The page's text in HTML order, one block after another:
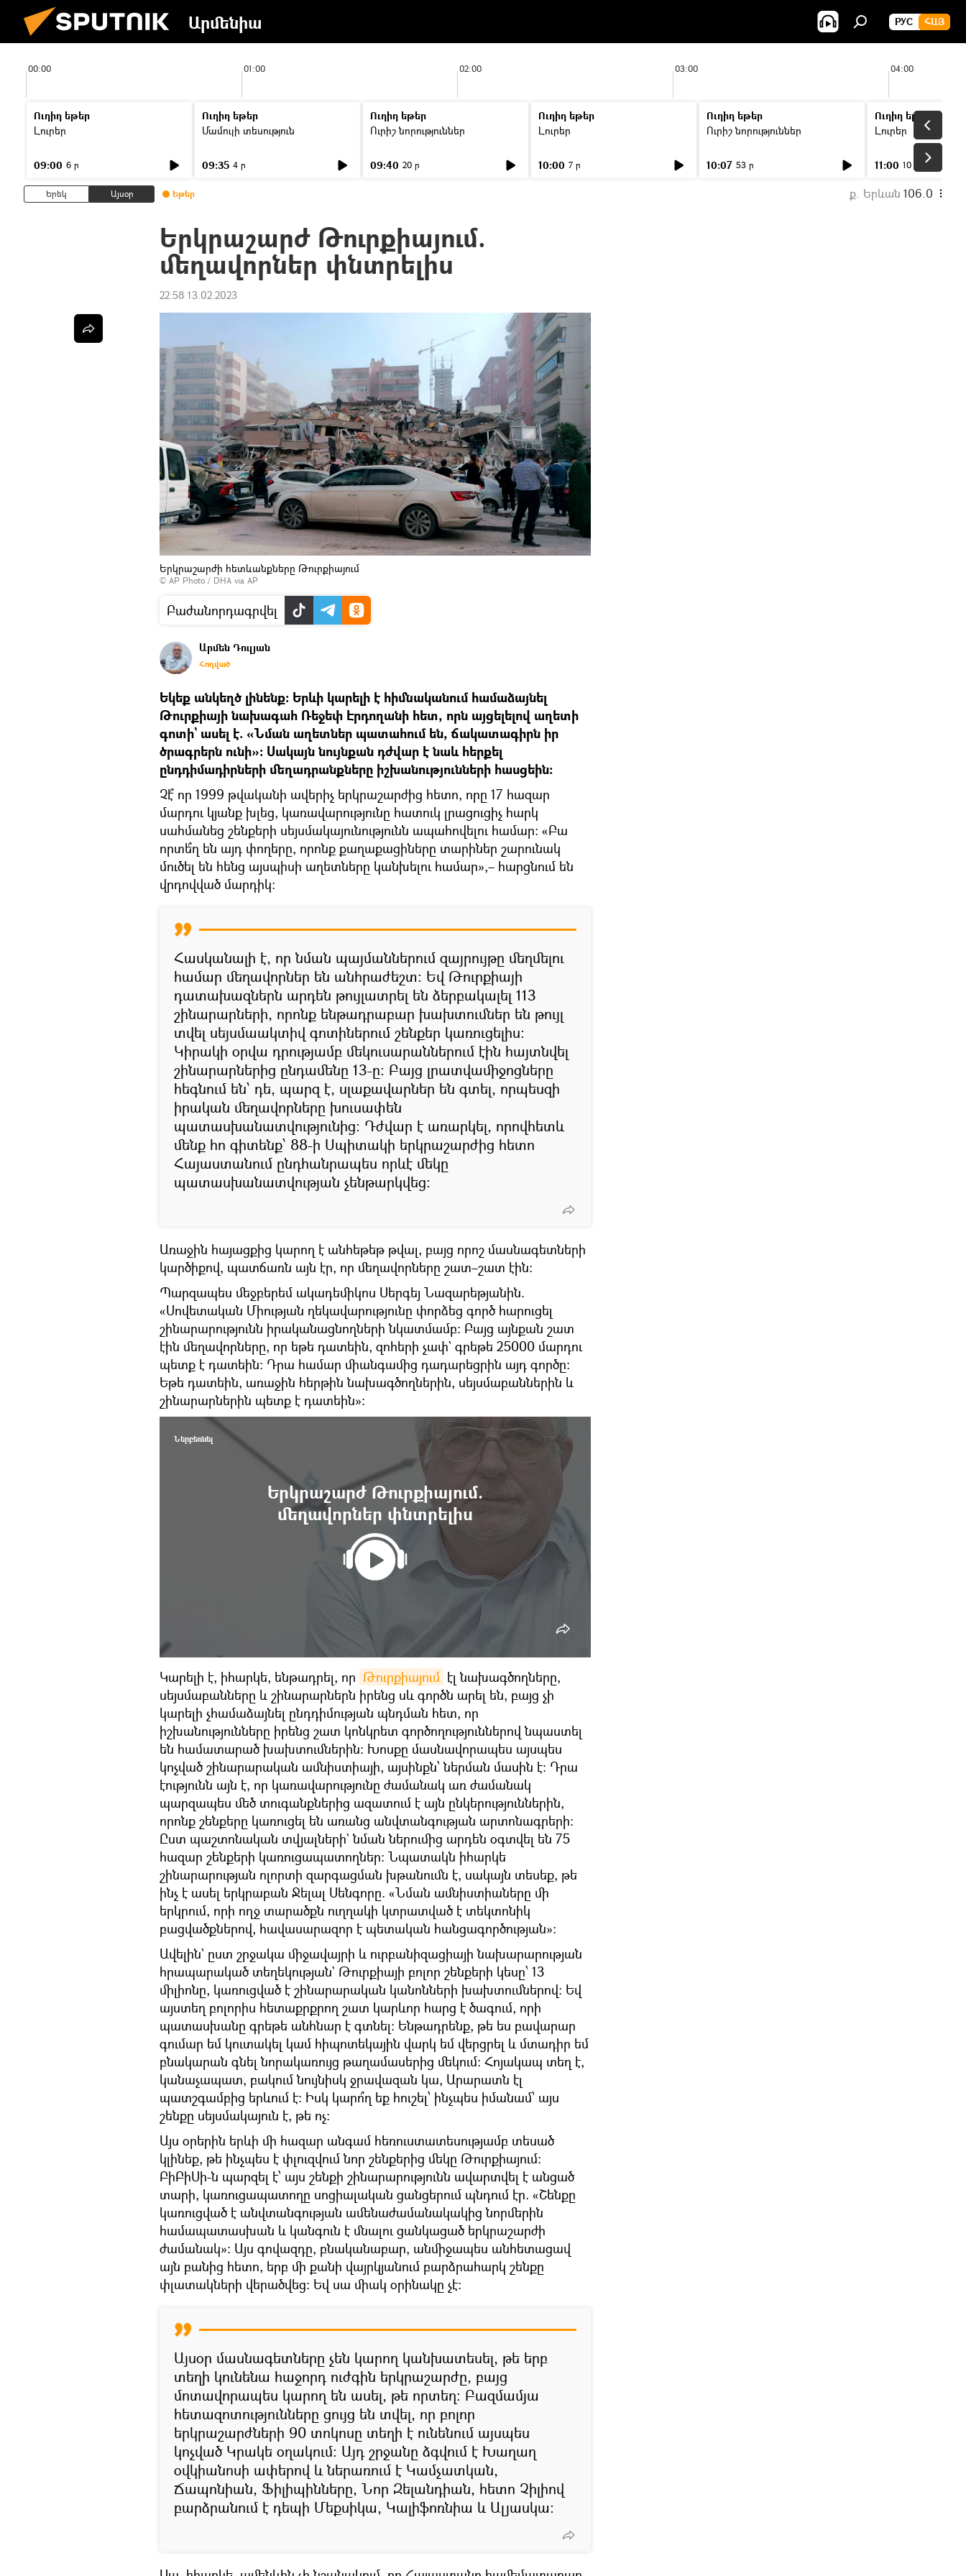
Արմենիա РУС ՀԱՅ
00:00 01:00 02:00 03:00 04:00
Ուղիղ եթեր
Լուրեր
09:00 6 ր
Ուղիղ եթեր
Մամուլի տեսություն
09:35 4 ր
Ուղիղ եթեր
Ուրիշ նորություններ
09:40 20 ր
Ուղիղ եթեր
Լուրեր
10:00 7 ր
Ուղիղ եթեր
Ուրիշ նորություններ
10:07 53 ր
Ուղիղ եթեր
Լուրեր
11:00 10 ր
Երեկ Այսօր Եթեր ք. Երևան 106.0
Երկրաշարժ Թուրքիայում.
մեղավորներ փնտրելիս
22:58 13.02.2023
Երկրաշարժի հետևանքները Թուրքիայում
© AP Photo / DHA via AP
Բաժանորդագրվել
Արմեն Դուլյան
Հոդված
Եկեք անկեղծ լինենք։ Երևի կարելի է հիմնականում համաձայնել
Թուրքիայի նախագահ Ռեջեփ Էրդողանի հետ, որն այցելելով աղետի
գոտի` ասել է. «Նման աղետներ պատահում են, ճակատագիրն իր
ծրագրերն ունի»։ Սակայն նույնքան դժվար է նաև հերքել
ընդդիմադիրների մեղադրանքները իշխանությունների հասցեին։
Չէ՞ որ 1999 թվականի ավերիչ երկրաշարժից հետո, որը 17 հազար
մարդու կյանք խլեց, կառավարությունը հատուկ լրացուցիչ հարկ
սահմանեց շենքերի սեյսմակայունությունն ապահովելու համար։ «Բա
որտե՞ղ են այդ փողերը, որոնք քաղաքացիները տարիներ շարունակ
մուծել են հենց այսպիսի աղետները կանխելու համար»,– հարցնում են
վրդովված մարդիկ։
Հասկանալի է, որ նման պայմաններում զայրույթը մեղմելու
համար մեղավորներ են անհրաժեշտ։ Եվ Թուրքիայի
դատախազներն արդեն թույլատրել են ձերբակալել 113
շինարարների, որոնք ենթադրաբար խախտումներ են թույլ
տվել սեյսմաակտիվ գոտիներում շենքեր կառուցելիս։
Կիրակի օրվա դրությամբ մեկուսարաններում էին հայտնվել
շինարարներից ընդամենը 13-ը։ Բայց լրատվամիջոցները
հեգնում են՝ դե, պարզ է, սլաքավարներ են գտել, որպեսզի
իրական մեղավորները խուսափեն
պատասխանատվությունից։ Դժվար է առարկել, որովհետև
մենք հո գիտենք՝ 88-ի Սպիտակի երկրաշարժից հետո
Հայաստանում ընդհանրապես որևէ մեկը
պատասխանատվության չենթարկվեց։
Առաջին հայացքից կարող է անհեթեթ թվալ, բայց որոշ մասնագետների
կարծիքով, պատճառն այն էր, որ մեղավորները շատ–շատ էին։
Պարզապես մեջբերեմ ակադեմիկոս Սերգեյ Նազարեթյանին.
«Սովետական Միության ղեկավարությունը փորձեց գործ հարուցել
շինարարությունն իրականացնողների նկատմամբ: Բայց այնքան շատ
էին մեղավորները, որ եթե դատեին, զոհերի չափ` գրեթե 25000 մարդու
պետք է դատեին: Դրա համար միանգամից դադարեցրին այդ գործը:
Եթե դատեին, առաջին հերթին նախագծողներին, սեյսմաբաններին և
շինարարներին պետք է դատեին»:
Երկրաշարժ Թուրքիայում.
մեղավորներ փնտրելիս
Ներբեռնել
Կարելի է, իհարկե, ենթադրել, որ Թուրքիայում էլ նախագծողները,
սեյսմաբանները և շինարարներն իրենց սև գործն արել են, բայց չի
կարելի չհամաձայնել ընդդիմության պնդման հետ, որ
իշխանությունները իրենց շատ կոնկրետ գործողություններով նպաստել
են համատարած խախտումներին։ Խոսքը մասնավորապես այսպես
կոչված շինարարական ամնիստիայի, այսինքն՝ ներման մասին է։ Դրա
էությունն այն է, որ կառավարությունը ժամանակ առ ժամանակ
պարզապես մեծ տուգանքներից ազատում է այն ընկերություններին,
որոնք շենքերը կառուցել են առանց անվտանգության արտոնագրերի։
Ըստ պաշտոնական տվյալների` նման ներումից արդեն օգտվել են 75
հազար շենքերի կառուցապատողներ։ Նպատակն իհարկե
շինարարության ոլորտի զարգացման խթանումն է, սակայն տեսեք, թե
ինչ է ասել երկրաբան Ջելալ Սենգորը. «Նման ամնիստիաները մի
երկրում, որի ողջ տարածքն ուղղակի կտրատված է տեկտոնիկ
բացվածքներով, հավասարազոր է պետական հանցագործության»։
Ավելին` ըստ շրջակա միջավայրի և ուրբանիզացիայի նախարարության
հրապարակած տեղեկության` Թուրքիայի բոլոր շենքերի կեսը՝ 13
միլիոնը, կառուցված է շինարարական կանոնների խախտումներով։ Եվ
այստեղ բոլորիս հետաքրքրող շատ կարևոր հարց է ծագում, որի
պատասխանը գրեթե անհնար է գտնել։ Ենթադրենք, թե ես բավարար
գումար եմ կուտակել կամ հիպոտեկային վարկ եմ վերցրել և մտադիր եմ
բնակարան գնել նորակառույց թաղամասերից մեկում։ Հոյակապ տեղ է,
կանաչապատ, բակում նույնիսկ ջրավազան կա, Արարատն էլ
պատշգամբից երևում է։ Իսկ կարո՞ղ եք հուշել՝ ինչպես իմանամ՝ այս
շենքը սեյսմակայուն է, թե ոչ։
Այս օրերին երևի մի հազար անգամ հեռուստատեսությամբ տեսած
կլինեք, թե ինչպես է փլուզվում նոր շենքերից մեկը Թուրքիայում։
ԲիԲիՍի-ն պարզել է՝ այս շենքի շինարարությունն ավարտվել է անցած
տարի, կառուցապատողը սոցիալական ցանցերում պնդում էր. «Շենքը
կառուցված է անվտանգության ամենաժամանակակից նորմերին
համապատասխան և կանգուն է մնալու ցանկացած երկրաշարժի
ժամանակ»։ Այս գովազդը, բնականաբար, անմիջապես անհետացավ
այն բանից հետո, երբ մի քանի վայրկյանում բարձրահարկ շենքը
փլատակների վերածվեց։ Եվ սա միակ օրինակը չէ։
Այսօր մասնագետները չեն կարող կանխատեսել, թե երբ
տեղի կունենա հաջորդ ուժգին երկրաշարժը, բայց
մոտավորապես կարող են ասել, թե որտեղ։ Բազմամյա
հետազոտությունները ցույց են տվել, որ բոլոր
երկրաշարժների 90 տոկոսը տեղի է ունենում այսպես
կոչված Կրակե օղակում։ Այդ շրջանը ձգվում է Խաղաղ
օվկիանոսի ափերով և ներառում է Կամչատկան,
Ճապոնիան, Ֆիլիպինները, Նոր Զելանդիան, հետո Չիլիով
բարձրանում է դեպի Մեքսիկա, Կալիֆոռնիա և Ալյասկա։